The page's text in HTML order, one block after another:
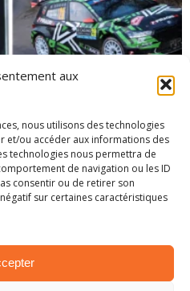
aux
nous utilisons des technologies
et/ou accéder aux informations des
technologies nous permettra de
de navigation ou les ID
consentir ou de retirer son
sur certaines caractéristiques
RALLYSTIQUE
2025